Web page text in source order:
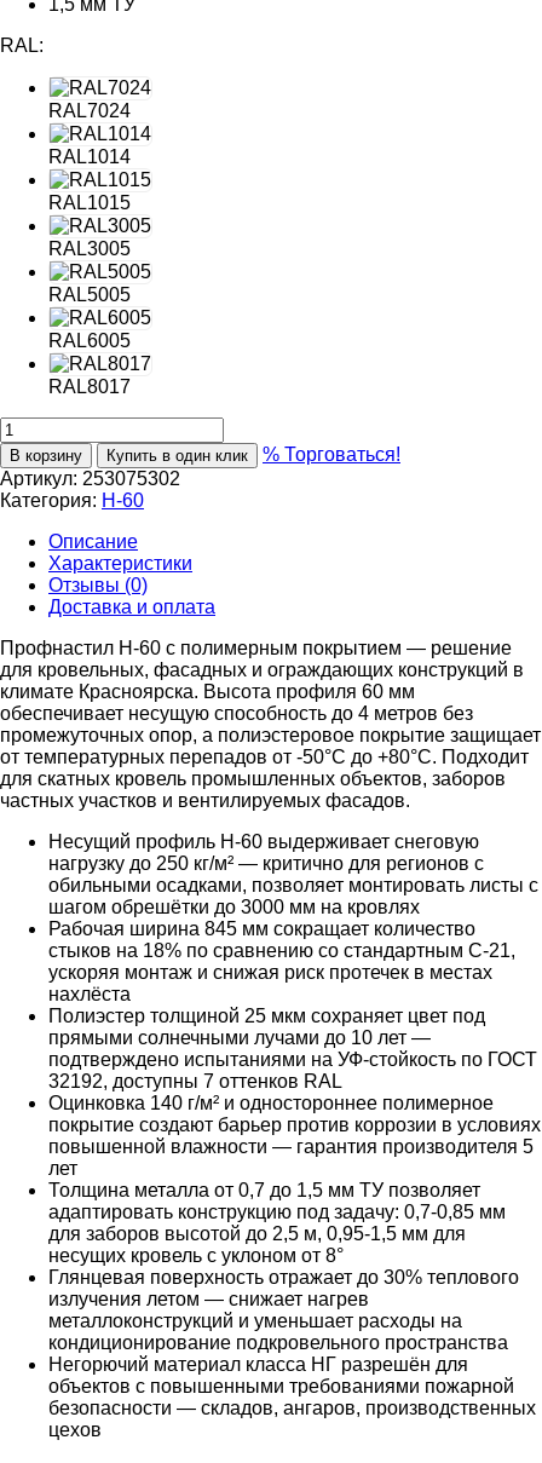
1,5 мм ТУ
RAL:
RAL7024
RAL1014
RAL1015
RAL3005
RAL5005
RAL6005
RAL8017
В корзину Купить в один клик
% Торговаться!
Артикул: 253075302
Категория: Н-60
Описание
Характеристики
Отзывы (0)
Доставка и оплата
Профнастил Н-60 с полимерным покрытием — решение
для кровельных, фасадных и ограждающих конструкций в
климате Красноярска. Высота профиля 60 мм
обеспечивает несущую способность до 4 метров без
промежуточных опор, а полиэстеровое покрытие защищает
от температурных перепадов от -50°C до +80°C. Подходит
для скатных кровель промышленных объектов, заборов
частных участков и вентилируемых фасадов.
Несущий профиль Н-60 выдерживает снеговую
нагрузку до 250 кг/м² — критично для регионов с
обильными осадками, позволяет монтировать листы с
шагом обрешётки до 3000 мм на кровлях
Рабочая ширина 845 мм сокращает количество
стыков на 18% по сравнению со стандартным С-21,
ускоряя монтаж и снижая риск протечек в местах
нахлёста
Полиэстер толщиной 25 мкм сохраняет цвет под
прямыми солнечными лучами до 10 лет —
подтверждено испытаниями на УФ-стойкость по ГОСТ
32192, доступны 7 оттенков RAL
Оцинковка 140 г/м² и одностороннее полимерное
покрытие создают барьер против коррозии в условиях
повышенной влажности — гарантия производителя 5
лет
Толщина металла от 0,7 до 1,5 мм ТУ позволяет
адаптировать конструкцию под задачу: 0,7-0,85 мм
для заборов высотой до 2,5 м, 0,95-1,5 мм для
несущих кровель с уклоном от 8°
Глянцевая поверхность отражает до 30% теплового
излучения летом — снижает нагрев
металлоконструкций и уменьшает расходы на
кондиционирование подкровельного пространства
Негорючий материал класса НГ разрешён для
объектов с повышенными требованиями пожарной
безопасности — складов, ангаров, производственных
цехов